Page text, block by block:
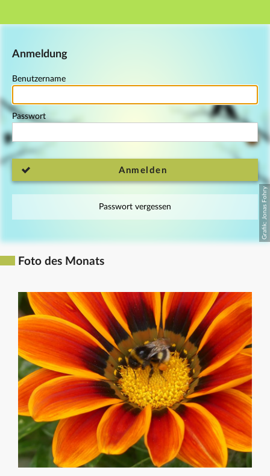
Hauptnavigation
Anmeldung
Benutzername
Passwort
Anmelden
Passwort vergessen
Foto des Monats